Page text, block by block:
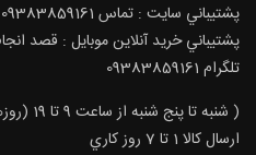
پشتيباني سايت : تماس 09383859161
پشتيباني خريد آنلاين موبايل : قصد
تلگرام 09383859161
( شنبه تا پنج شنبه از ساعت 9 تا 19 (روزهای کاری))
ارسال كالا 1 تا 7 روز كاري